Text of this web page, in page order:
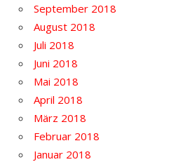
September 2018
August 2018
Juli 2018
Juni 2018
Mai 2018
April 2018
März 2018
Februar 2018
Januar 2018